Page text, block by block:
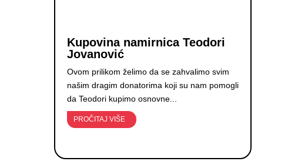
Kupovina namirnica Teodori
Jovanović
Ovom prilikom želimo da se zahvalimo svim
našim dragim donatorima koji su nam pomogli
da Teodori kupimo osnovne...
PROČITAJ VIŠE